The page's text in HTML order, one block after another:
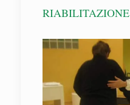
RIABILITAZIONE